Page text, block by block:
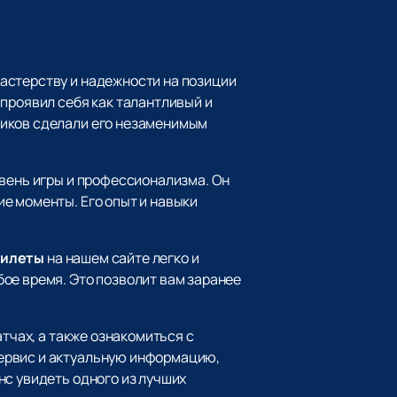
и надежности на позиции
себя как талантливый и
сделали его незаменимым
игры и профессионализма. Он
моменты. Его опыт и навыки
на нашем сайте легко и
время. Это позволит вам заранее
а также ознакомиться с
и актуальную информацию,
увидеть одного из лучших